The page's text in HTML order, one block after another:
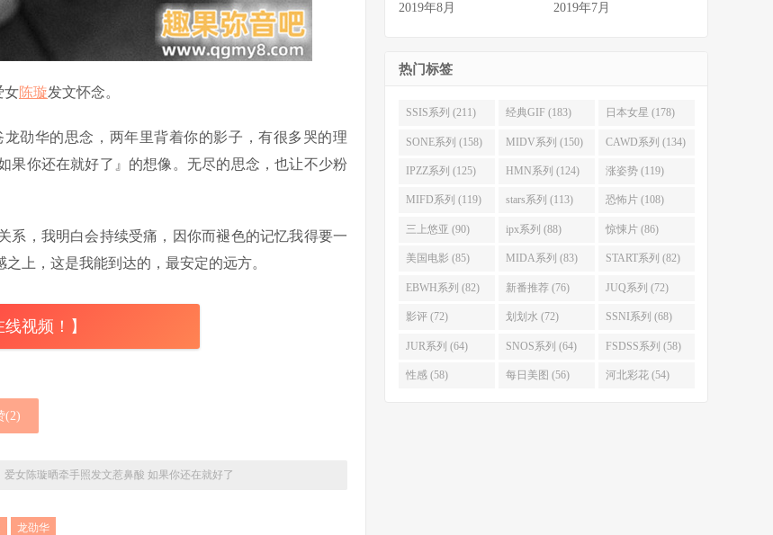
女陈璇发文怀念。
劭华的思念，两年里背着你的影子，有很多哭的理
果你还在就好了』的想像。无尽的思念，也让不少粉
系，我明白会持续受痛，因你而褪色的记忆我得要一
上，这是我能到达的，最安定的远方。
线视频！】
(2)
爱女陈璇晒牵手照发文惹鼻酸 如果你还在就好了
龙劭华
2019年8月
2019年7月
热门标签
SSIS系列 (211) 经典GIF (183) 日本女星 (178)
SONE系列 (158) MIDV系列 (150) CAWD系列 (134)
IPZZ系列 (125) HMN系列 (124) 涨姿势 (119)
MIFD系列 (119) stars系列 (113) 恐怖片 (108)
三上悠亚 (90) ipx系列 (88) 惊悚片 (86)
美国电影 (85) MIDA系列 (83) START系列 (82)
EBWH系列 (82) 新番推荐 (76) JUQ系列 (72)
影评 (72) 划划水 (72) SSNI系列 (68)
JUR系列 (64) SNOS系列 (64) FSDSS系列 (58)
性感 (58) 每日美图 (56) 河北彩花 (54)